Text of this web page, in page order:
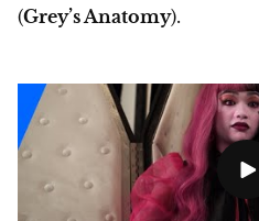
(Grey’s Anatomy).